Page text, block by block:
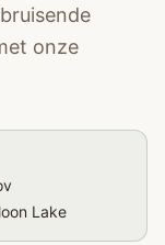
onze
Lake